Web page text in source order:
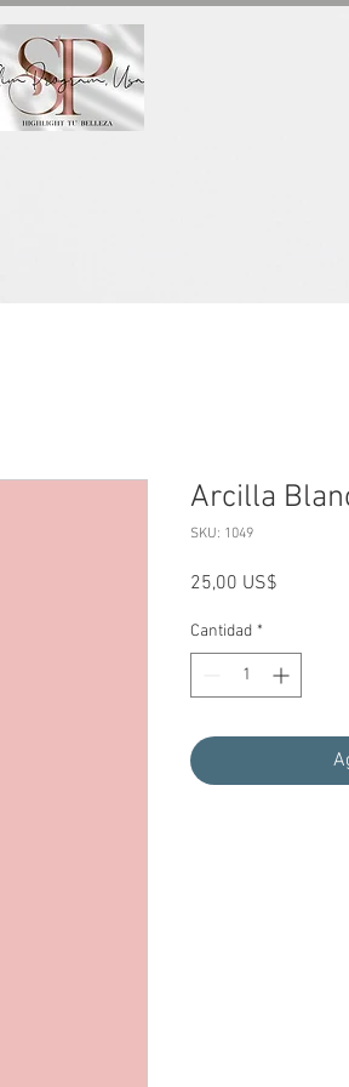
Arcilla
SKU: 1049
25,00 US$
Cantidad *